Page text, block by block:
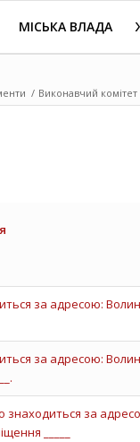
МІСЬКА ВЛАДА
/ Виконавчий комітет
за адресою:
за адресою:
за
_____